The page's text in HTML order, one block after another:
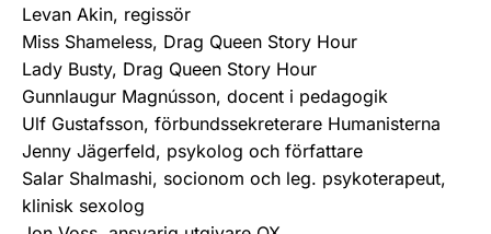
Levan Akin, regissör
Miss Shameless, Drag Queen Story Hour
Lady Busty, Drag Queen Story Hour
Gunnlaugur Magnússon, docent i pedagogik
Ulf Gustafsson, förbundssekreterare Humanisterna
Jenny Jägerfeld, psykolog och författare
Salar Shalmashi, socionom och leg. psykoterapeut,
klinisk sexolog